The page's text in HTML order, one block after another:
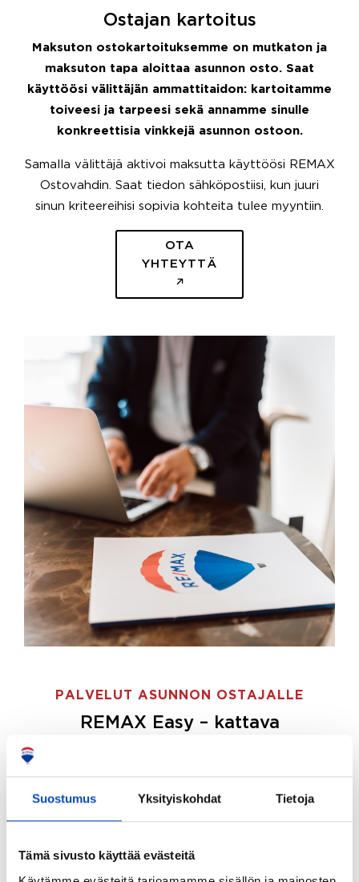
Suostumus Yksityiskohdat Tietoja
Tämä sivusto käyttää evästeitä
Ostajan kartoitus
Maksuton ostokartoituksemme on mutkaton ja
maksuton tapa aloittaa asunnon osto. Saat
käyttöösi välittäjän ammattitaidon: kartoitamme
toiveesi ja tarpeesi sekä annamme sinulle
konkreettisia vinkkejä asunnon ostoon.
Samalla välittäjä aktivoi maksutta käyttöösi REMAX
Ostovahdin. Saat tiedon sähköpostiisi, kun juuri
sinun kriteereihisi sopivia kohteita tulee myyntiin.
OTA
YHTEYTTÄ
PALVELUT ASUNNON OSTAJALLE
REMAX Easy – kattava
ostajille.
Tee ostotoimeksianto ja etsimme juuri